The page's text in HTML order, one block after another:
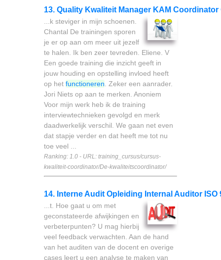
13. Quality Kwaliteit Manager KAM Coordinator
...k steviger in mijn schoenen.
Chantal De trainingen sporen
je er op aan om meer uit jezelf
te halen. Ik ben zeer tevreden. Eliene. V
Een goede training die inzicht geeft in
jouw houding en opstelling invloed heeft
op het functioneren . Zeker een aanrader.
Jori Niets op aan te merken. Anoniem
Voor mijn werk heb ik de training
interviewtechnieken gevolgd en merk
daadwerkelijk verschil. We gaan net even
dat stapje verder en dat heeft me tot nu
toe veel ...
Ranking: 1.0 - URL: training_cursus/cursus-
kwaliteit-coordinator/De-kwaliteitscoordinator/
14. Interne Audit Opleiding Internal Auditor ISO
...t. Hoe gaat u om met
geconstateerde afwijkingen en
verbeterpunten? U mag hierbij
veel feedback verwachten. Aan de hand
van het auditen van de docent en overige
cases leert u een analyse te maken van